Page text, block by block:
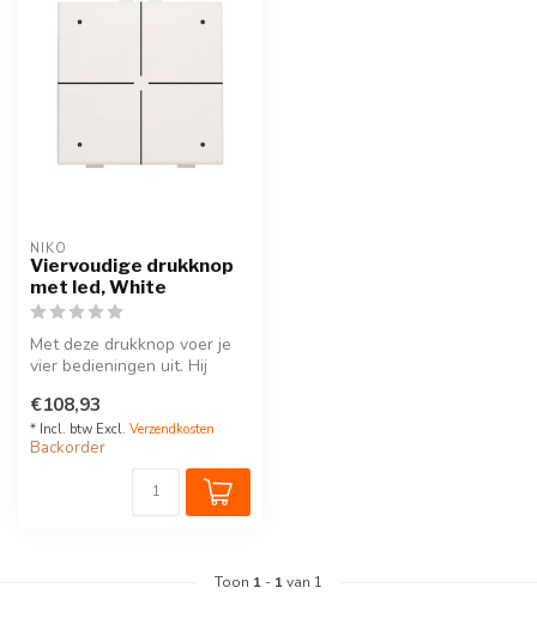
NIKO
Viervoudige drukknop
met led, White
Met deze drukknop voer je
vier bedieningen uit. Hij
...
€108,93
* Incl. btw Excl. Verzendkosten
Backorder
Toon 1 - 1van 1